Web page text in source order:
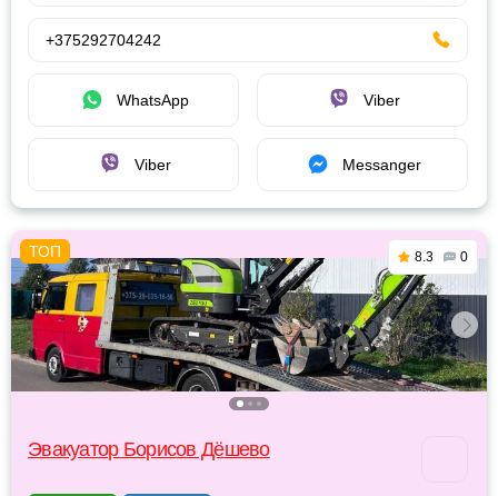
+375292704242
WhatsApp Viber
Viber Messanger
8.3 0
Эвакуатор Борисов Дёшево